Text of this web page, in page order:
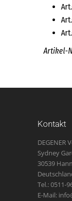
Artikel-
Kontakt
DEGENER
Sydney
30539
Tel.: 0511-
E-Mail: